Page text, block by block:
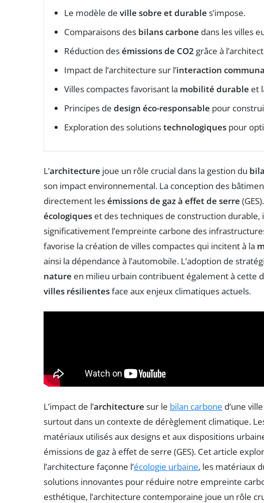
Le modèle de ville sobre et durable s’impose.
Comparaisons des bilans carbone dans les villes
Réduction desémissions de CO2 grâce à
Impact de l’architecture sur l’interaction
Villes compactes favorisant la mobilité durable et
Principes de design éco-responsable pour
Exploration des solutionstechnologiques pour
L’architecture joue un rôle crucial dans la gestion du
son impact environnemental. La conception des
directement lesémissions de gaz à effet de serre
écologiques et des techniques de construction durable,
significativement l’empreinte carbone des
favorise la création de villes compactes qui incitent à la
ainsi la dépendance à l’automobile. L’adoption de
nature en milieu urbain contribuent également à cette
villes résilientesface aux enjeux climatiques actuels.
L’impact de l’architecture sur le bilan carbone d’une
surtout dans un contexte de dérèglement climatique.
matériaux utilisés aux designs et aux dispositions
émissions de gaz à effet de serre (GES). Cet article
l’architecture façonne l’écologie urbaine, les matériaux
solutions innovantes pour réduire notre empreinte
esthétique, l’architecture contemporaine joue un rôle